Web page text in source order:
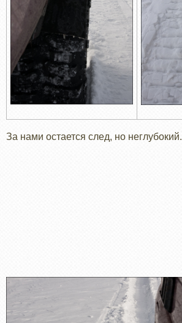
За нами остается след, но неглубокий.